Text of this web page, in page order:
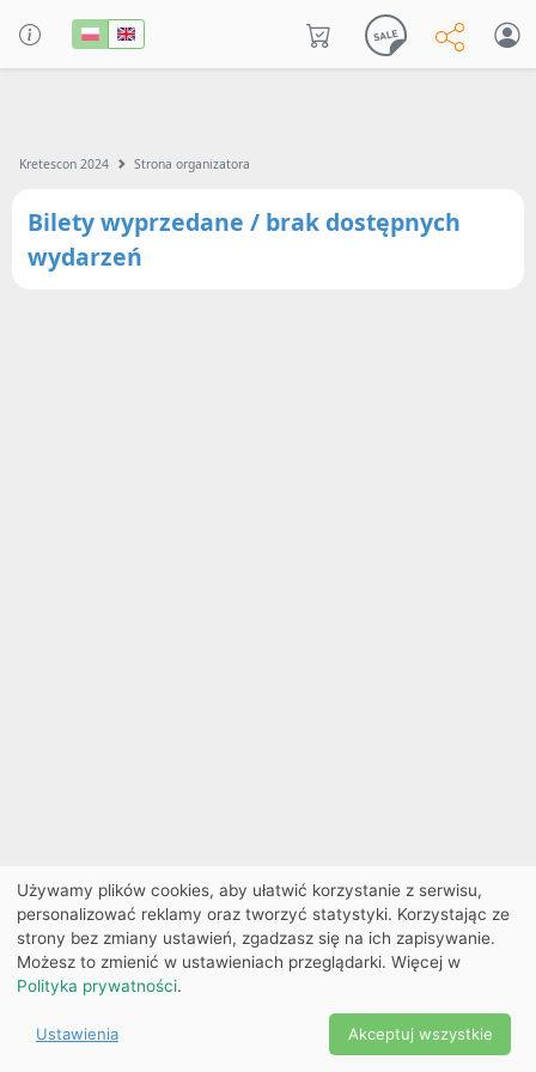
Kretescon 2024 Strona organizatora
Bilety wyprzedane / brak dostępnych
wydarzeń
Ekobilet2026 |
Ustawienia
cookies
2026
Używamy plików cookies, aby ułatwić korzystanie z serwisu,
personalizować reklamy oraz tworzyć statystyki. Korzystając ze
strony bez zmiany ustawień, zgadzasz się na ich zapisywanie.
Możesz to zmienić w ustawieniach przeglądarki. Więcej w
Polityka prywatności.
Ustawienia Akceptuj wszystkie